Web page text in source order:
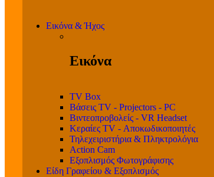
Εικόνα & Ήχος
Εικόνα
TV Box
Βάσεις TV - Projectors - PC
Βιντεοπροβολείς - VR Headset
Κεραίες TV - Αποκωδικοποιητές
Τηλεχειριστήρια & Πληκτρολόγια
Action Cam
Εξοπλισμός Φωτογράφισης
Είδη Γραφείου & Εξοπλισμός